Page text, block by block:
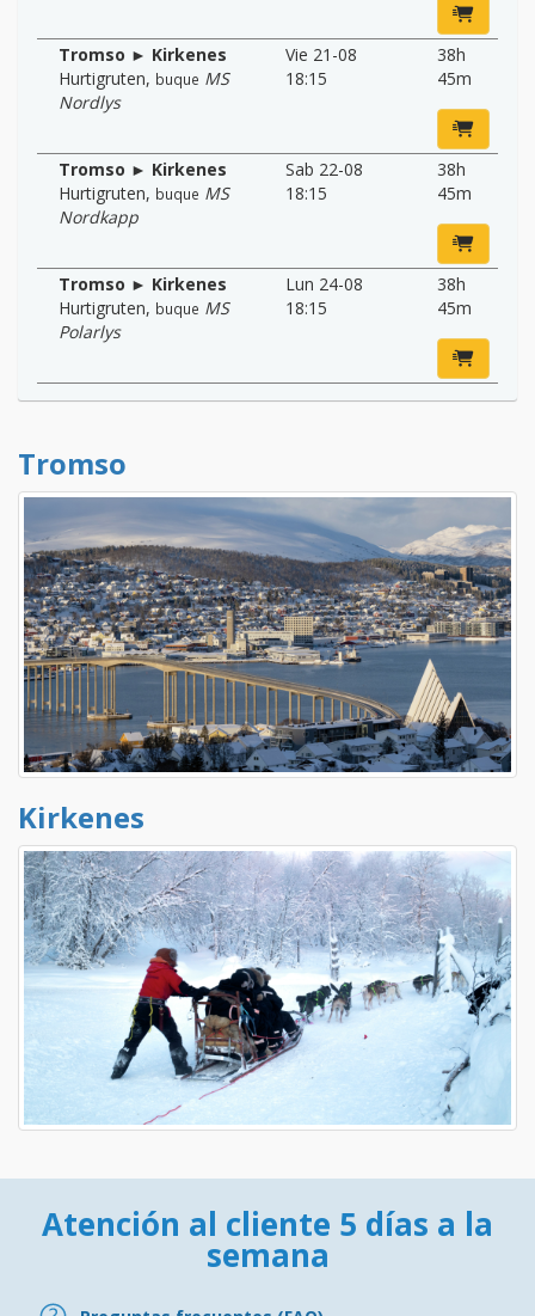
Tromso ► Kirkenes
Hurtigruten, buque MS
Nordlys
Vie 21-08
18:15
38h
45m
Tromso ► Kirkenes
Hurtigruten, buque MS
Nordkapp
Sab 22-08
18:15
38h
45m
Tromso ► Kirkenes
Hurtigruten, buque MS
Polarlys
Lun 24-08
18:15
38h
45m
Tromso
Kirkenes
Atención al cliente 5 días a la
semana